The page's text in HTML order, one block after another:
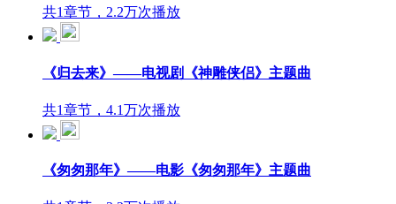
共1章节，2.2万次播放
《归去来》——电视剧《神雕侠侣》主题曲
共1章节，4.1万次播放
《匆匆那年》——电影《匆匆那年》主题曲